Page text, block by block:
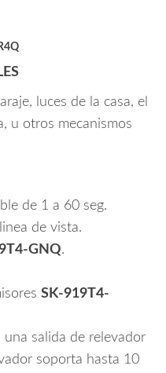
luces de la casa, el
u otros mecanismos
de 1 a 60 seg.
de vista.
GNQ.
SK-919T4-
salida de relevador
soporta hasta 10